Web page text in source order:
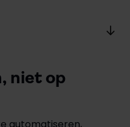
niet op